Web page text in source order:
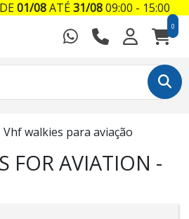
0
Vhf walkies para aviação
FOR AVIATION -
01/08ATÉ31/0809:00 - 15:00